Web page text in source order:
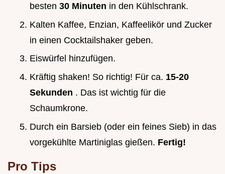
besten 30 Minuten in den Kühlschrank.
Kalten Kaffee, Enzian, Kaffeelikör und Zucker
in einen Cocktailshaker geben.
Eiswürfel hinzufügen.
Kräftig shaken! So richtig! Für ca. 15-20
Sekunden . Das ist wichtig für die
Schaumkrone.
Durch ein Barsieb (oder ein feines Sieb) in das
vorgekühlte Martiniglas gießen. Fertig!
Pro Tips